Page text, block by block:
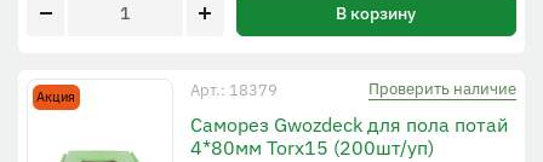
В корзину
Акция Арт.: 18379 Проверить наличие
Саморез Gwozdeck для пола потай
4*80мм Torx15 (200шт/уп)